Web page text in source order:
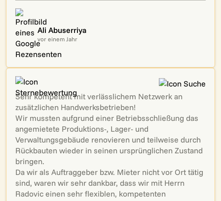
Ali Abuserriya
vor einem Jahr
Sehr kompetent mit verlässlichem Netzwerk an
zusätzlichen Handwerksbetrieben!
Wir mussten aufgrund einer Betriebsschließung das
angemietete Produktions-, Lager- und
Verwaltungsgebäude renovieren und teilweise durch
Rückbauten wieder in seinen ursprünglichen Zustand
bringen.
Da wir als Auftraggeber bzw. Mieter nicht vor Ort tätig
sind, waren wir sehr dankbar, dass wir mit Herrn
Radovic einen sehr flexiblen, kompetenten